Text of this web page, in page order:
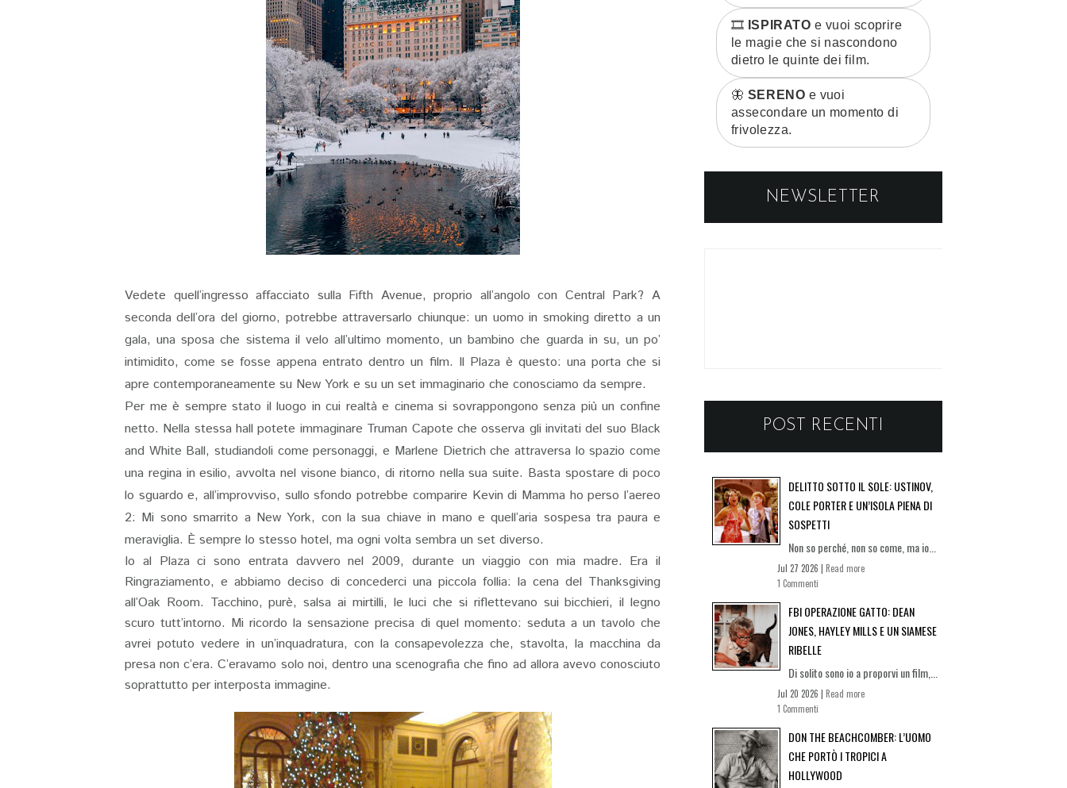
Vedete quell’ingresso affacciato sulla Fifth Avenue, proprio all’angolo con Central Park? A
seconda dell’ora del giorno, potrebbe attraversarlo chiunque: un uomo in smoking diretto a un
gala, una sposa che sistema il velo all’ultimo momento, un bambino che guarda in su, un po’
intimidito, come se fosse appena entrato dentro un film. Il Plaza è questo: una porta che si
apre contemporaneamente su New York e su un set immaginario che conosciamo da sempre.
Per me è sempre stato il luogo in cui realtà e cinema si sovrappongono senza più un confine
netto. Nella stessa hall potete immaginare Truman Capote che osserva gli invitati del suo Black
and White Ball, studiandoli come personaggi, e Marlene Dietrich che attraversa lo spazio come
una regina in esilio, avvolta nel visone bianco, di ritorno nella sua suite. Basta spostare di poco
lo sguardo e, all’improvviso, sullo sfondo potrebbe comparire Kevin di Mamma ho perso l’aereo
2: Mi sono smarrito a New York, con la sua chiave in mano e quell’aria sospesa tra paura e
meraviglia. È sempre lo stesso hotel, ma ogni volta sembra un set diverso.
Io al Plaza ci sono entrata davvero nel 2009, durante un viaggio con mia madre. Era il
Ringraziamento, e abbiamo deciso di concederci una piccola follia: la cena del Thanksgiving
all’Oak Room. Tacchino, purè, salsa ai mirtilli, le luci che si riflettevano sui bicchieri, il legno
scuro tutt’intorno. Mi ricordo la sensazione precisa di quel momento: seduta a un tavolo che
avrei potuto vedere in un’inquadratura, con la consapevolezza che, stavolta, la macchina da
presa non c’era. C’eravamo solo noi, dentro una scenografia che fino ad allora avevo conosciuto
soprattutto per interposta immagine.
🎞️ ISPIRATO e vuoi scoprire
le magie che si nascondono
dietro le quinte dei film.
🦋 SERENO e vuoi
assecondare un momento di
frivolezza.
NEWSLETTER
POST RECENTI
DELITTO SOTTO IL SOLE: USTINOV,
COLE PORTER E UN’ISOLA PIENA DI
SOSPETTI
Non so perché, non so come, ma io...
Jul 27 2026 | Read more
1 Commenti
FBI OPERAZIONE GATTO: DEAN
JONES, HAYLEY MILLS E UN SIAMESE
RIBELLE
Di solito sono io a proporvi un film,...
Jul 20 2026 | Read more
1 Commenti
DON THE BEACHCOMBER: L’UOMO
CHE PORTÒ I TROPICI A
HOLLYWOOD